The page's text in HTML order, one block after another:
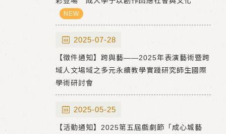
NEW
2025-07-28
【徵件通知】跨與藝——2025年表演藝術暨跨
域人文場域之多元永續教學實踐研究師生國際
學術研討會
2025-05-25
【活動通知】2025第五屆戲劇節「成心城藝